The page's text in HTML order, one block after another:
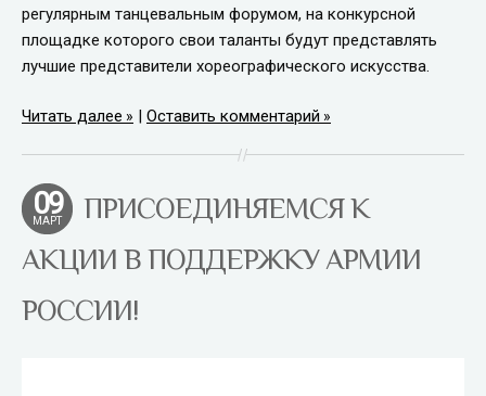
регулярным танцевальным форумом, на конкурсной
площадке которого свои таланты будут представлять
лучшие представители хореографического искусства.
Читать далее | Оставить комментарий
09
МАРТ
ПРИСОЕДИНЯЕМСЯ К
АКЦИИ В ПОДДЕРЖКУ АРМИИ
РОССИИ!